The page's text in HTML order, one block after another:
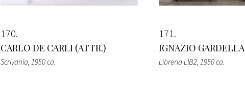
170
CARLO DE CARLI (ATTR.)
Scrivania, 1950 ca.
171
IGNAZIO GARDELLA
Libreria LIB2, 1950 ca.